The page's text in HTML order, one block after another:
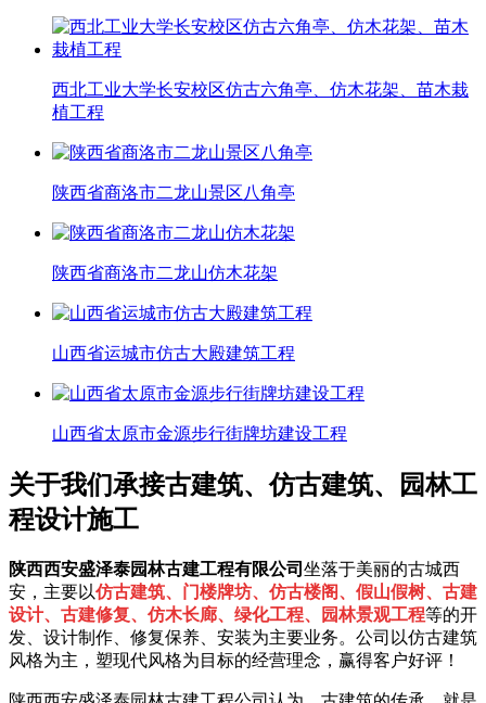
西北工业大学长安校区仿古六角亭、仿木花架、苗木栽
植工程
陕西省商洛市二龙山景区八角亭
陕西省商洛市二龙山仿木花架
山西省运城市仿古大殿建筑工程
山西省太原市金源步行街牌坊建设工程
关于我们承接古建筑、仿古建筑、园林工
程设计施工
陕西西安盛泽泰园林古建工程有限公司 坐落于美丽的古城西
安，主要以仿古建筑、门楼牌坊、仿古楼阁、假山假树、古建
设计、古建修复、仿木长廊、绿化工程、园林景观工程等的开
发、设计制作、修复保养、安装为主要业务。公司以仿古建筑
风格为主，塑现代风格为目标的经营理念，赢得客户好评！